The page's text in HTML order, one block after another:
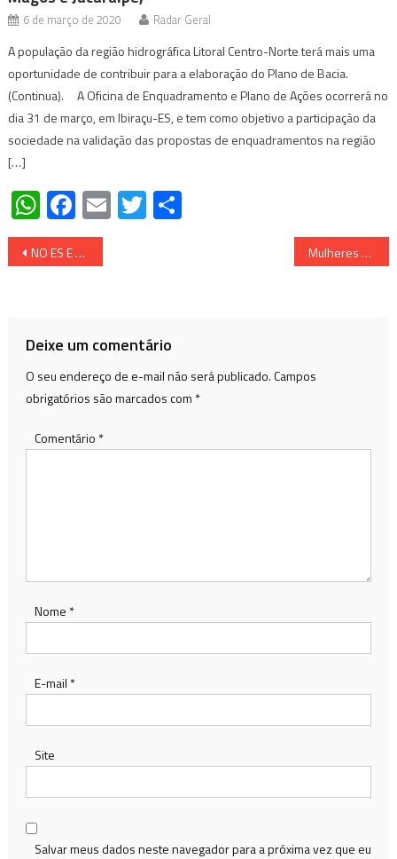
6 de março de 2020 Radar Geral
A população da região hidrográfica Litoral Centro-Norte terá mais uma
oportunidade de contribuir para a elaboração do Plano de Bacia.
(Continua). A Oficina de Enquadramento e Plano de Ações ocorrerá no
dia 31 de março, em Ibiraçu-ES, e tem como objetivo a participação da
sociedade na validação das propostas de enquadramentos na região
[…]
WhatsApp
Facebook
EmailTwitter
Navegação
NO ES E MG Projeto Raízes abre vagas para jovens ingressarem na jornada do empreendedorismo da Fundação Renova – VEJA EDITAL, DATA E COMO SE INSCREVER Mulheres representam 40,5% dos empreendedores brasileiros: veja 12 empresárias que movimentam milhões da economia do Brasil
Deixe um comentário
O seu endereço de e-mail não será publicado.Campos
obrigatórios são marcados com *
Comentário *
Nome *
E-mail *
Site
Salvar meus dados neste navegador para a próxima vez que eu